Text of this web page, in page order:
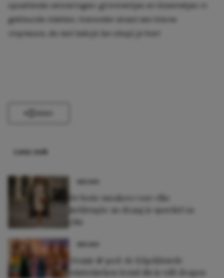
opvallende versieringen: glimmertjes en bloemetjes in
gekleurde vlakken. Hieronder alvast een kleine
impressie, de rest bekijk (en shop) je
Lees ook
De beste sneakers voor elke
jurklengte: zo draag je sportief en
chic
Oranje & geel: de felgekleurde
winterjurken trend die je wilt dragen